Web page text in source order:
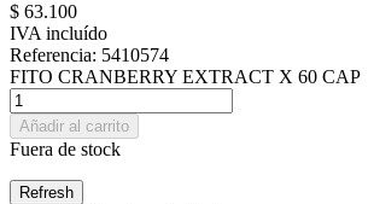
$ 63.100
IVA incluído
Referencia: 5410574
FITO CRANBERRY EXTRACT X 60 CAP
Añadir al carrito
Fuera de stock